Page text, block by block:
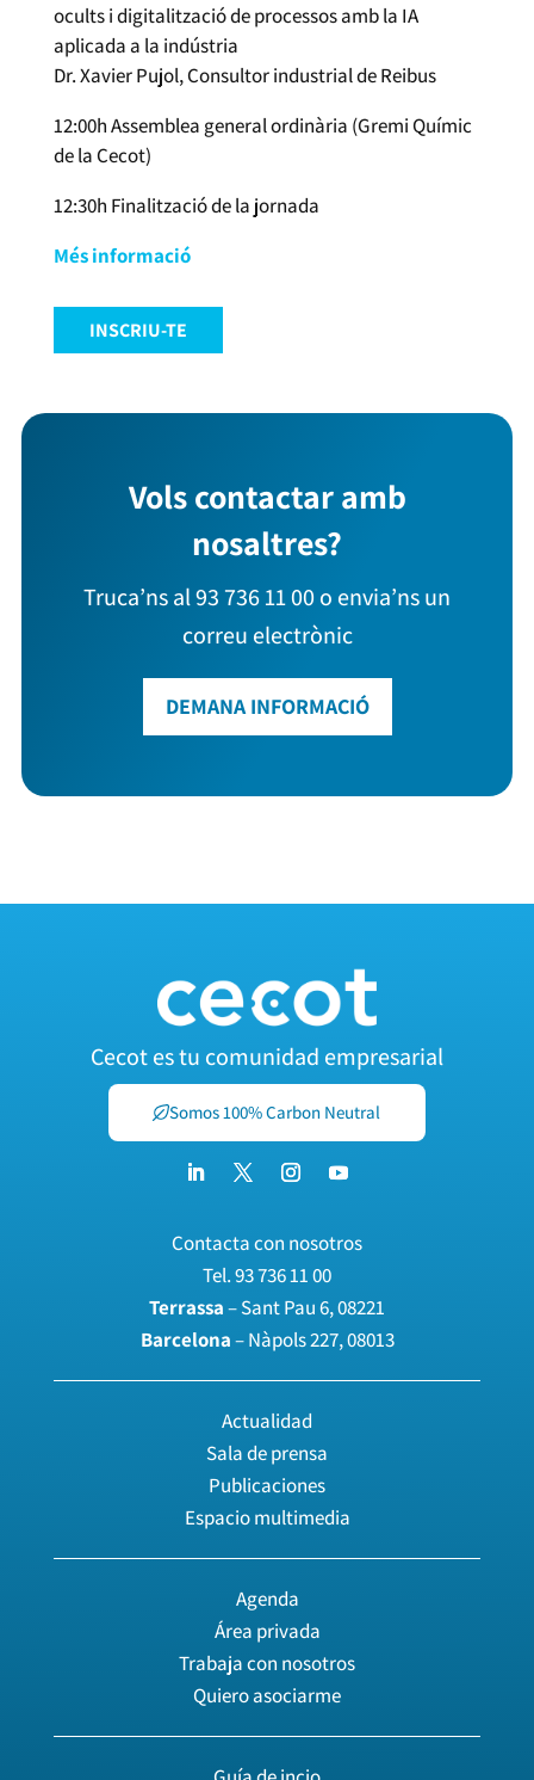
ocults i digitalització de processos amb la IA
aplicada a la indústria
Dr. Xavier Pujol, Consultor industrial de Reibus
12:00h Assemblea general ordinària (Gremi Químic
de la Cecot)
12:30h Finalització de la jornada
Més informació
INSCRIU-TE
Vols contactar amb
nosaltres?
Truca’ns al 93 736 11 00 o envia’ns un
correu electrònic
DEMANA INFORMACIÓ
Cecot es tu comunidad empresarial
Somos 100% Carbon Neutral
Contacta con nosotros
Tel.93 736 11 00
Terrassa– Sant Pau 6, 08221
Barcelona– Nàpols 227, 08013
Actualidad
Sala de prensa
Publicaciones
Espacio multimedia
Agenda
Área privada
Trabaja con nosotros
Quiero asociarme